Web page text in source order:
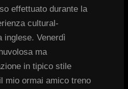
effettuato durante la
cultural-
inglese. Venerdì
ma
in tipico stile
mio ormai amico treno